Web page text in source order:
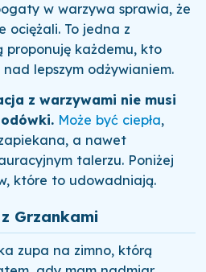
w warzywa sprawia, że
ociężali. To jedna z
proponuję każdemu, kto
lepszym odżywianiem.
z warzywami nie musi
Może być ciepła,
a nawet
talerzu. Poniżej
które to udowadniają.
Grzankami
zupa na zimno, którą